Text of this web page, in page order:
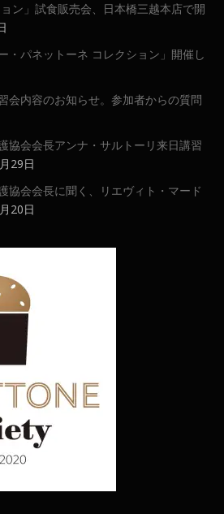
ン」試食販売会、日本橋三越本店で開
・パネットーネ コレクション」開催し
会内容のお知らせ。参加者からの質問
協会会長アンナ・サルトーリ来日講習
29日
協会会長に聞く、リエヴィト・マード
20日